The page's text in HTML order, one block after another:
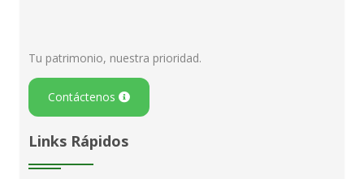
Tu patrimonio, nuestra prioridad.
Contáctenos
Links Rápidos